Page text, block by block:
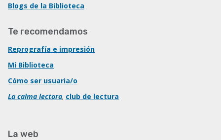
Blogs de la Biblioteca
Te recomendamos
Reprografía e impresión
Mi Biblioteca
Cómo ser usuaria/o
La calma lectora, club de lectura
La web